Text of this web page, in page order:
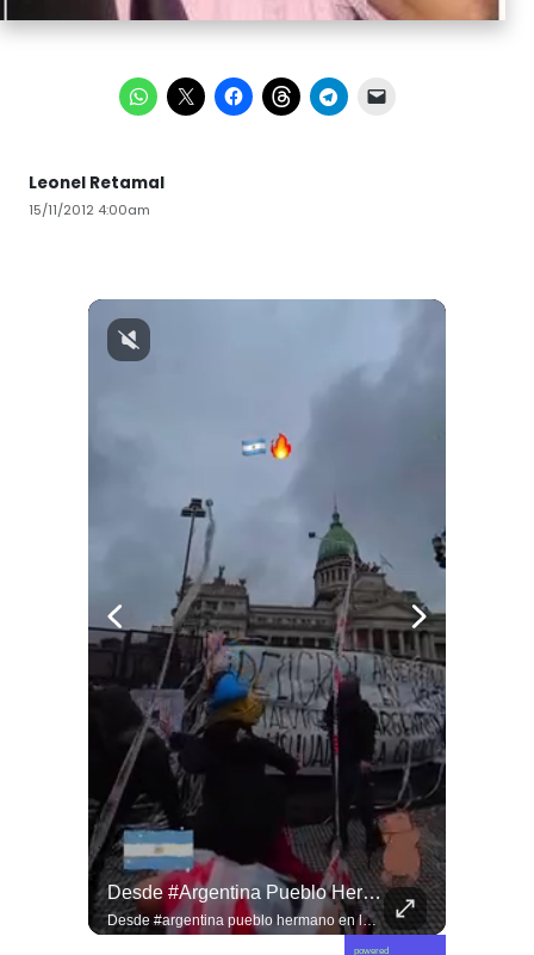
Leonel Retamal
15/11/2012 4:00am
Desde #argentina Pueblo Hermano En La Lucha Contra El Sionismo @laneurona.
Desde #argentina pueblo hermano en la lucha contra el sionismo @laneurona.rebelde y rebelde un compacto de la acción directa ciudadana #noticias
powered